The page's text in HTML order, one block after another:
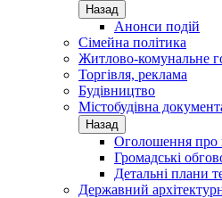
Назад
Анонси подій
Сімейна політика
Житлово-комунальне
Торгівля, реклама
Будівництво
Містобудівна
Назад
Оголошення про
Громадські
Детальні плани
Державний